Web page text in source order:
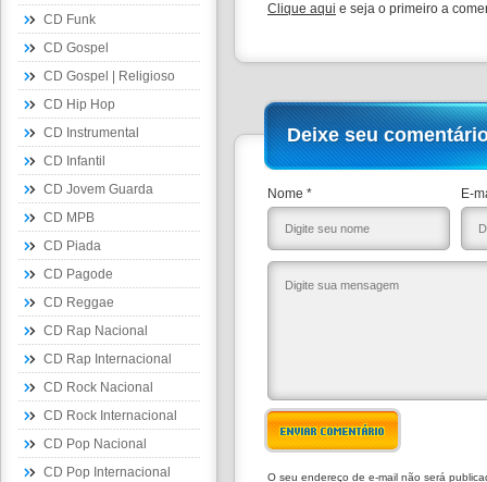
CD Funk
CD Gospel
CD Gospel | Religioso
CD Hip Hop
CD Instrumental
CD Infantil
CD Jovem Guarda
CD MPB
CD Piada
CD Pagode
CD Reggae
CD Rap Nacional
CD Rap Internacional
CD Rock Nacional
CD Rock Internacional
CD Pop Nacional
CD Pop Internacional
Clique aqui e seja o primeiro a
Deixe seu
Nome * E-
ENVIAR COMENTÁRIO
O seu endereço de e-mail não será